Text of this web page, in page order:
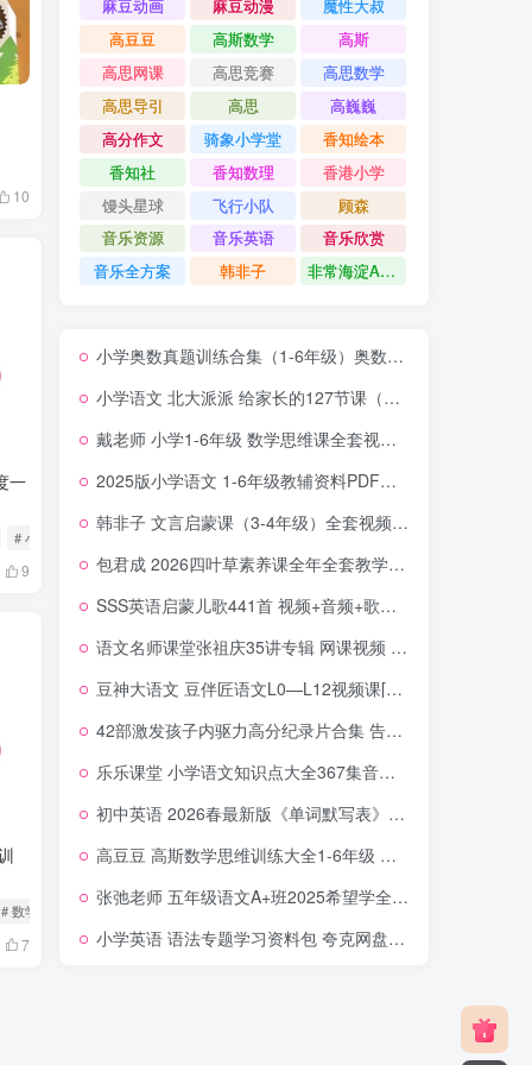
10
一
# 小鸟三号
9
# 数学教程
7
麻豆动画 麻豆动漫
魔性大叔
高豆豆
高斯数学
高斯
高思网课
高思竞赛
高思数学
高思导引
高思
高巍巍
高分作文
骑象小学堂
香知绘本
香知社
香知数理
香港小学
馒头星球
飞行小队
顾森
音乐资源
音乐英语
音乐欣赏
音乐全方案
韩非子 非常海淀AB卷
小学奥数真题训练合集（1-6年级）奥数竞赛历年真题题库 夸克网盘下载
小学语文 北大派派 给家长的127节课（通关小学阅读）夸克网盘下载
戴老师 小学1-6年级 数学思维课全套视频 百度网盘下载
2025版小学语文 1-6年级教辅资料PDF大合集 夸克网盘下载
韩非子 文言启蒙课（3-4年级）全套视频 夸克网盘下载
包君成 2026四叶草素养课全年全套教学视频（语文四年级-九年级） 百度网盘下载
SSS英语启蒙儿歌441首 视频+音频+歌词本 英文 中英文字幕 百度网盘下载
语文名师课堂张祖庆35讲专辑 网课视频 百度网盘下载
豆神大语文 豆伴匠语文L0—L12视频课[幼儿园-高中全集 289.4GB]
42部激发孩子内驱力高分纪录片合集 告别拖延厌学 帮孩子养成自律意识与自主学习习惯
乐乐课堂 小学语文知识点大全367集音频 百度网盘下载
初中英语 2026春最新版《单词默写表》7-9年级上下册合集 夸克网盘下载
高豆豆 高斯数学思维训练大全1-6年级 视频课程+教材PDF+讲义 夸克网盘下载
张弛老师 五年级语文A+班2025希望学全年课程 上下册网课视频 夸克网盘下载
小学英语 语法专题学习资料包 夸克网盘下载